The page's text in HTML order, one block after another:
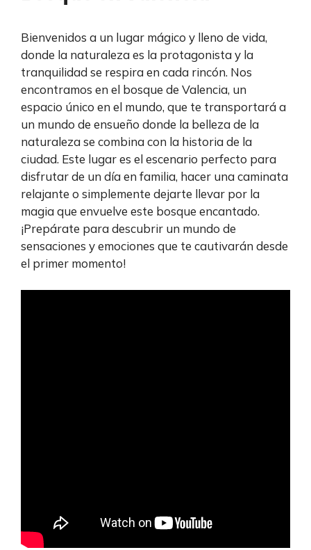
Bienvenidos a un lugar mágico y lleno de vida,
donde la naturaleza es la protagonista y la
tranquilidad se respira en cada rincón. Nos
encontramos en el bosque de Valencia, un
espacio único en el mundo, que te transportará a
un mundo de ensueño donde la belleza de la
naturaleza se combina con la historia de la
ciudad. Este lugar es el escenario perfecto para
disfrutar de un día en familia, hacer una caminata
relajante o simplemente dejarte llevar por la
magia que envuelve este bosque encantado.
¡Prepárate para descubrir un mundo de
sensaciones y emociones que te cautivarán desde
el primer momento!